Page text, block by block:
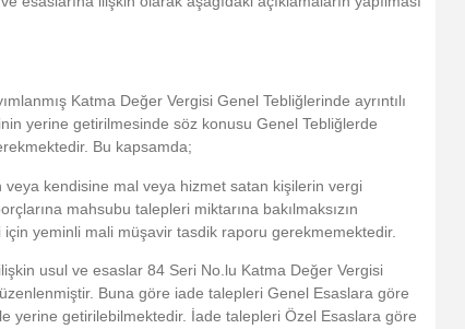
Katma Değer Vergisi Genel Tebliğlerinde ayrıntılı
yerine getirilmesinde söz konusu Genel Tebliğlerde
Bu kapsamda;
veya kendisine mal veya hizmet satan kişilerin vergi
mahsubu talepleri miktarına bakılmaksızın
yeminli mali müşavir tasdik raporu gerekmemektedir.
usul ve esaslar 84 Seri No.lu Katma Değer Vergisi
Buna göre iade talepleri Genel Esaslara göre
yerine getirilebilmektedir. İade talepleri Özel Esaslara göre